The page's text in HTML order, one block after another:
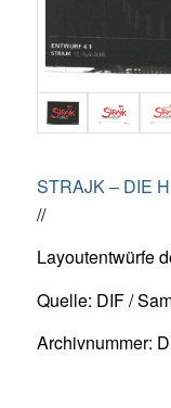
STRAJK – DIE
//
Layoutentwürfe
Quelle: DIF /
Archivnummer: